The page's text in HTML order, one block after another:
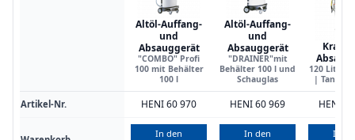
Altöl-Auffang-
und
Absauggerät
"COMBO" Profi
100 mit Behälter
100 l
Altöl-Auffang-
und
Absauggerät
"DRAINER"mit
Behälter 100 l und
Schauglas
120 Liter
|
Artikel-Nr. HENI 60 970 HENI 60 969 HENI
In den
In den
In